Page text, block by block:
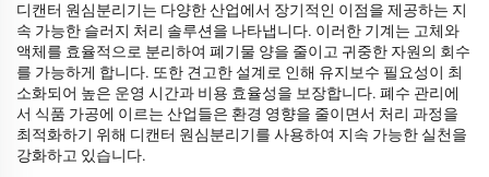
디캔터 원심분리기는 다양한 산업에서 장기적인 이점을 제공하는 지
속 가능한 슬러지 처리 솔루션을 나타냅니다. 이러한 기계는 고체와
액체를 효율적으로 분리하여 폐기물 양을 줄이고 귀중한 자원의 회수
를 가능하게 합니다. 또한 견고한 설계로 인해 유지보수 필요성이 최
소화되어 높은 운영 시간과 비용 효율성을 보장합니다. 폐수 관리에
서 식품 가공에 이르는 산업들은 환경 영향을 줄이면서 처리 과정을
최적화하기 위해 디캔터 원심분리기를 사용하여 지속 가능한 실천을
강화하고 있습니다.